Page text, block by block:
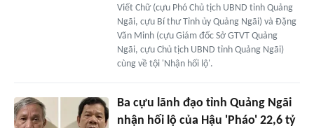
Viết Chữ (cựu Phó Chủ tịch UBND tỉnh Quảng
Ngãi, cựu Bí thư Tỉnh ủy Quảng Ngãi) và Đặng
Văn Minh (cựu Giám đốc Sở GTVT Quảng
Ngãi, cựu Chủ tịch UBND tỉnh Quảng Ngãi)
cùng về tội 'Nhận hối lộ'.
Ba cựu lãnh đạo tỉnh Quảng Ngãi
nhận hối lộ của Hậu 'Pháo' 22,6 tỷ